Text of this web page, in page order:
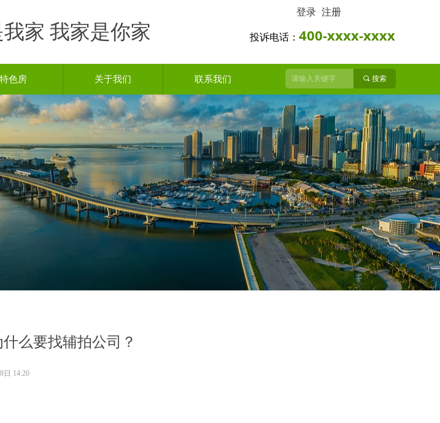
投诉电话： 400-xxxx-xxxx
登录 注册
家 我家是你家
特色房 关于我们 联系我们 끠 搜索
么要找辅拍公司？
日 14:20